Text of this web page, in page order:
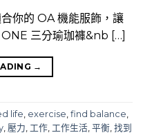
你的 OA 機能服飾，讓
三分瑜珈褲&nb […]
→
life exercise find balance
壓力 工作 工作生活 平衡 找到